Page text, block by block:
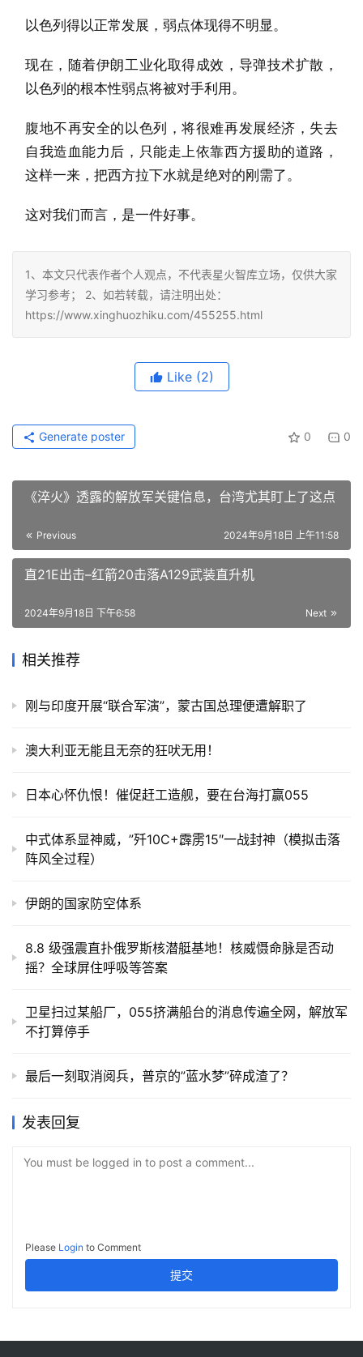
以色列得以正常发展，弱点体现得不明显。
现在，随着伊朗工业化取得成效，导弹技术扩散，
以色列的根本性弱点将被对手利用。
腹地不再安全的以色列，将很难再发展经济，失去
自我造血能力后，只能走上依靠西方援助的道路，
这样一来，把西方拉下水就是绝对的刚需了。
这对我们而言，是一件好事。
1、本文只代表作者个人观点，不代表星火智库立场，仅供大家
学习参考； 2、如若转载，请注明出处：
https://www.xinghuozhiku.com/455255.html
Like (2)
0 0
Generate poster
《淬火》透露的解放军关键信息，台湾尤其盯上了这点
Previous 2024年9月18日 上午11:58
直21E出击–红箭20击落A129武装直升机
Next
2024年9月18日 下午6:58
相关推荐
刚与印度开展“联合军演”，蒙古国总理便遭解职了
澳大利亚无能且无奈的狂吠无用！
日本心怀仇恨！催促赶工造舰，要在台海打赢055
中式体系显神威，”歼10C+霹雳15″一战封神（模拟击落
阵风全过程）
伊朗的国家防空体系
8.8 级强震直扑俄罗斯核潜艇基地！核威慑命脉是否动
摇？全球屏住呼吸等答案
卫星扫过某船厂，055挤满船台的消息传遍全网，解放军
不打算停手
最后一刻取消阅兵，普京的”蓝水梦”碎成渣了？
发表回复
You must be logged in to post a comment...
Please Login to Comment
提交